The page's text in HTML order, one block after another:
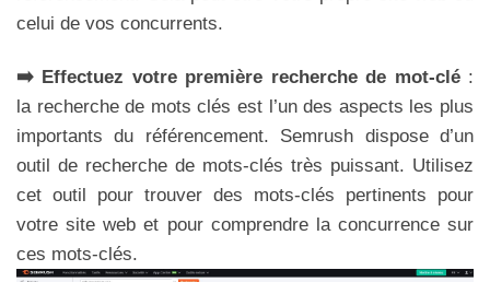
celui de vos concurrents.
➡️ Effectuez votre première recherche de mot-clé :
la recherche de mots clés est l’un des aspects les plus
importants du référencement. Semrush dispose d’un
outil de recherche de mots-clés très puissant. Utilisez
cet outil pour trouver des mots-clés pertinents pour
votre site web et pour comprendre la concurrence sur
ces mots-clés.